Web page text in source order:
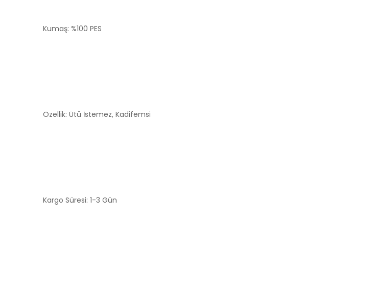
Kumaş: %100 PES
Özellik: Ütü İstemez, Kadifemsi
Kargo Süresi: 1-3 Gün